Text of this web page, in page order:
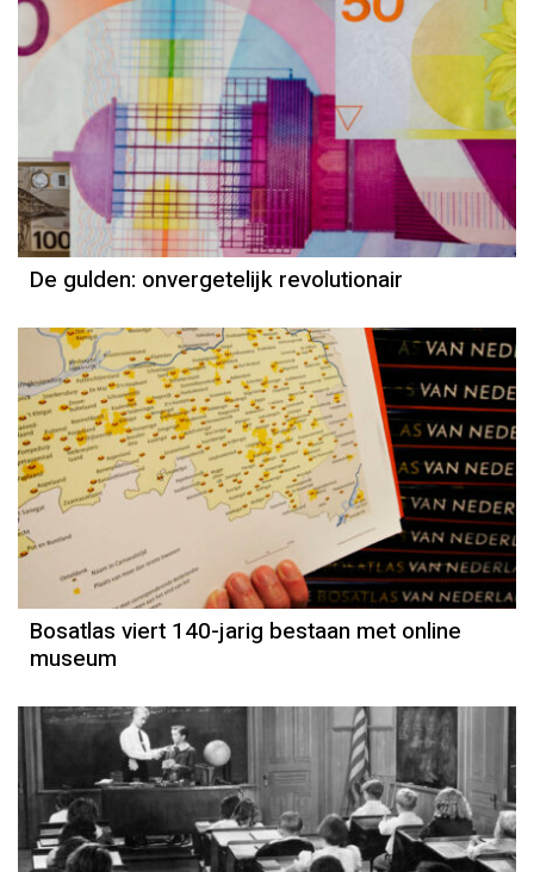
De gulden: onvergetelijk revolutionair
Bosatlas viert 140-jarig bestaan met online
museum